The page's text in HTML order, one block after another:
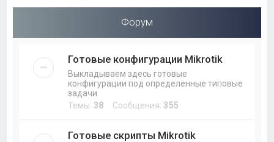
Форум
Готовые конфигурации Mikrotik
Выкладываем здесь готовые
конфигурации под определенные типовые
задачи
Темы: 38 Сообщения: 355
Готовые скрипты Mikrotik